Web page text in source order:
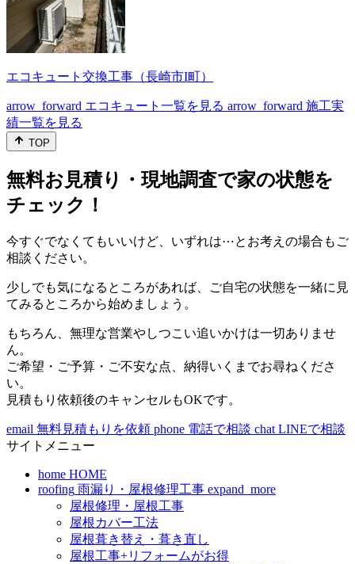
エコキュート交換工事（長崎市I町）
arrow_forward エコキュート一覧を見る arrow_forward 施工実
績一覧を見る
TOP
無料お見積り・現地調査で家の状態を
チェック！
今すぐでなくてもいいけど、いずれは⋯とお考えの場合もご
相談ください。
少しでも気になるところがあれば、ご自宅の状態を一緒に見
てみるところから始めましょう。
もちろん、無理な営業やしつこい追いかけは一切ありませ
ん。
ご希望・ご予算・ご不安な点、納得いくまでお尋ねくださ
い。
見積もり依頼後のキャンセルもOKです。
email 無料見積もりを依頼 phone 電話で相談 chat LINEで相談
サイトメニュー
home HOME
roofing 雨漏り・屋根修理工事 expand_more
屋根修理・屋根工事
屋根カバー工法
屋根葺き替え・葺き直し
屋根工事+リフォームがお得